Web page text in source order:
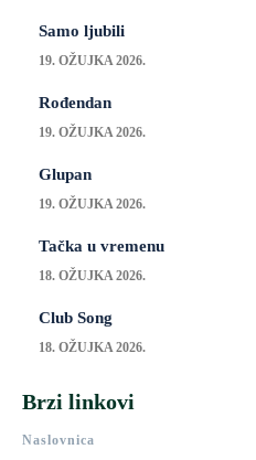
Samo ljubili
19. OŽUJKA 2026.
Rođendan
19. OŽUJKA 2026.
Glupan
19. OŽUJKA 2026.
Tačka u vremenu
18. OŽUJKA 2026.
Club Song
18. OŽUJKA 2026.
Brzi linkovi
Naslovnica